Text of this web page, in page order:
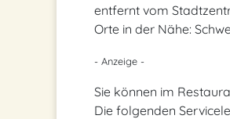
entfernt vom
Orte in der Nähe:
- Anzeige -
Sie können im
Die folgenden